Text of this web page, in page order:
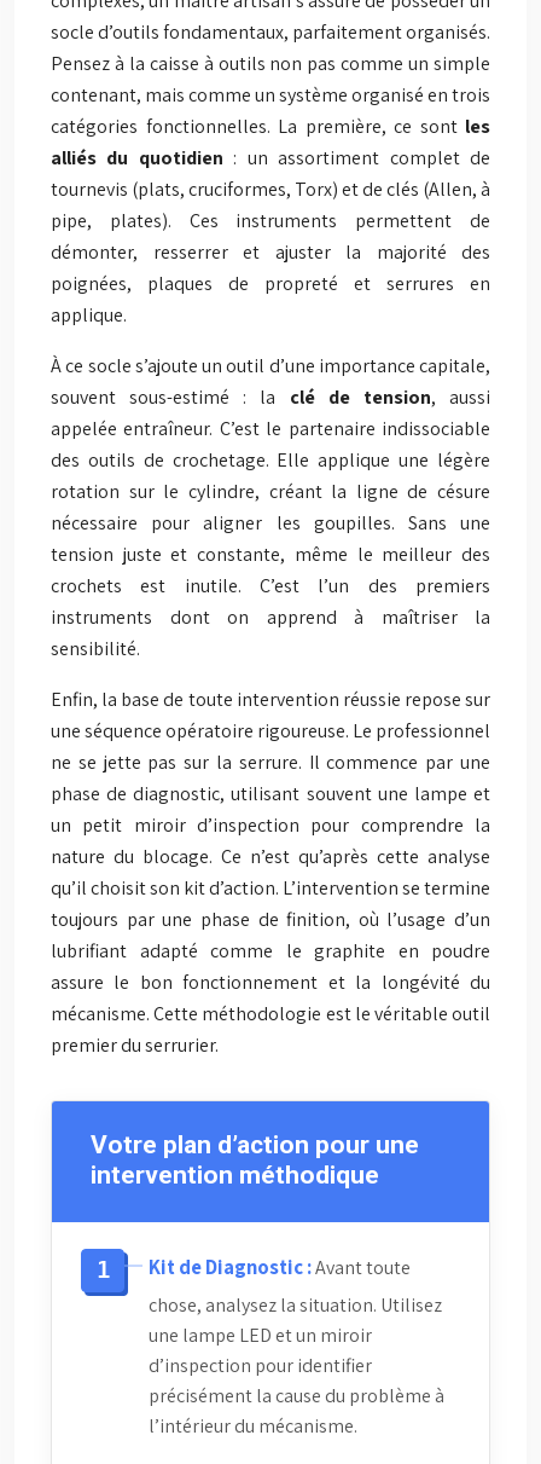
socle d’outils fondamentaux, parfaitement organisés.
Pensez à la caisse à outils non pas comme un simple
contenant, mais comme un système organisé en trois
catégories fonctionnelles. La première, ce sont les
alliés du quotidien : un assortiment complet de
tournevis (plats, cruciformes, Torx) et de clés (Allen, à
pipe, plates). Ces instruments permettent de
démonter, resserrer et ajuster la majorité des
poignées, plaques de propreté et serrures en
applique.
À ce socle s’ajoute un outil d’une importance capitale,
souvent sous-estimé : la clé de tension, aussi
appelée entraîneur. C’est le partenaire indissociable
des outils de crochetage. Elle applique une légère
rotation sur le cylindre, créant la ligne de césure
nécessaire pour aligner les goupilles. Sans une
tension juste et constante, même le meilleur des
crochets est inutile. C’est l’un des premiers
instruments dont on apprend à maîtriser la
sensibilité.
Enfin, la base de toute intervention réussie repose sur
une séquence opératoire rigoureuse. Le professionnel
ne se jette pas sur la serrure. Il commence par une
phase de diagnostic, utilisant souvent une lampe et
un petit miroir d’inspection pour comprendre la
nature du blocage. Ce n’est qu’après cette analyse
qu’il choisit son kit d’action. L’intervention se termine
toujours par une phase de finition, où l’usage d’un
lubrifiant adapté comme le graphite en poudre
assure le bon fonctionnement et la longévité du
mécanisme. Cette méthodologie est le véritable outil
premier du serrurier.
Votre plan d’action pour une
intervention méthodique
Kit de Diagnostic :Avant toute
chose, analysez la situation. Utilisez
une lampe LED et un miroir
d’inspection pour identifier
précisément la cause du problème à
l’intérieur du mécanisme.